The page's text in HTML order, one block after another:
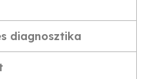
diagnosztika